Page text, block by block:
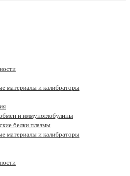
материалы и калибраторы
и иммуноглобулины
белки плазмы
материалы и калибраторы